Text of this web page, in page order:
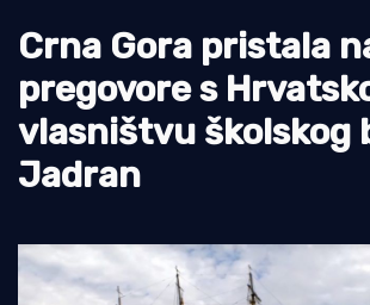
Tradicija i kultura
Crna Gora pristala
pregovore s
vlasništvu školskog
Jadran